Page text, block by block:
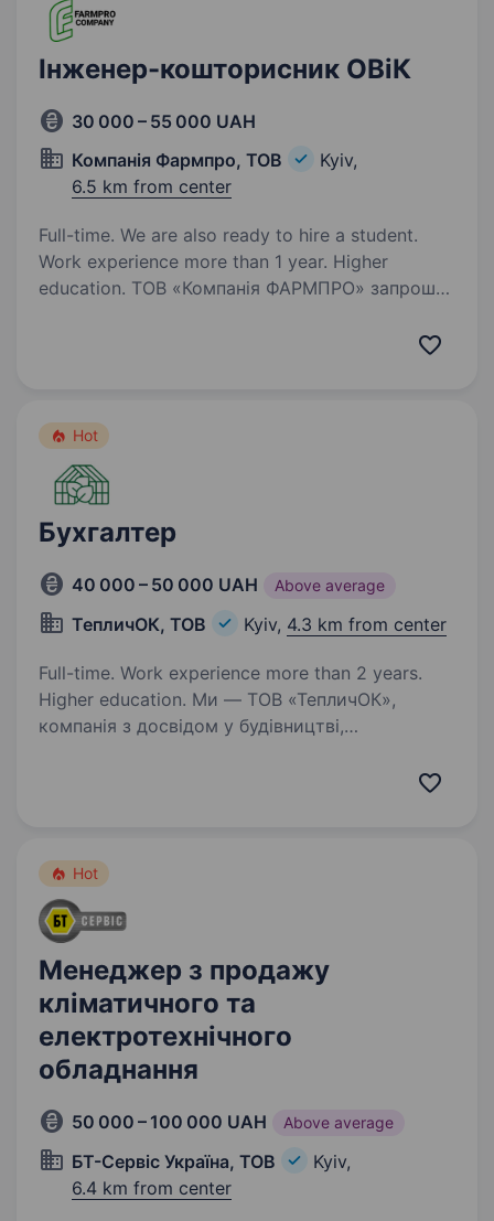
Інженер-кошторисник ОВіК
30 000 – 55 000 UAH
Компанія Фармпро, ТОВ
Kyiv,
6.5 km from center
Full-time. We are also ready to hire a student.
Work experience more than 1 year. Higher
education. ТОВ «Компанія ФАРМПРО» запрошує
ОВіК. Ми шукаємо відповідального спеціаліста,
та фармацевтичній…
Hot
Бухгалтер
40 000 – 50 000 UAH Above average
ТепличОК, ТОВ Kyiv, 4.3 km from center
Full-time. Work experience more than 2 years.
Higher education. Ми — ТОВ «ТепличОК»,
компанія з досвідом у будівництві,
Hot
Менеджер з продажу
кліматичного та
електротехнічного
обладнання
50 000 – 100 000 UAH Above average
БТ-Сервіс Україна, ТОВ
Kyiv,
6.4 km from center